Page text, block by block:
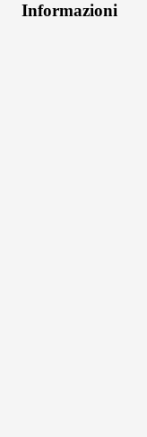
Informazioni